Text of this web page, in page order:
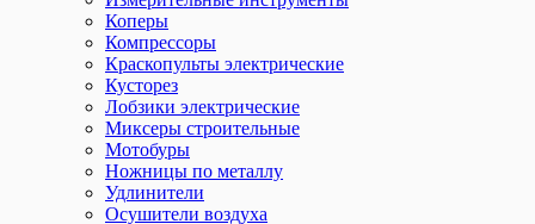
Коперы
Компрессоры
Краскопульты электрические
Кусторез
Лобзики электрические
Миксеры строительные
Мотобуры
Ножницы по металлу
Удлинители
Осушители воздуха